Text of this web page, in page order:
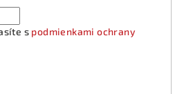
s podmienkami ochrany